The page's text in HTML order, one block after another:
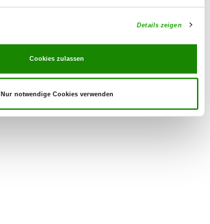
Details zeigen
Cookies zulassen
Nur notwendige Cookies verwenden